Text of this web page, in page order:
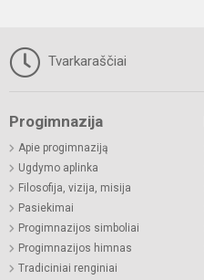
Tvarkaraščiai
Progimnazija
Apie progimnaziją
Ugdymo aplinka
Filosofija, vizija, misija
Pasiekimai
Progimnazijos simboliai
Progimnazijos himnas
Tradiciniai renginiai